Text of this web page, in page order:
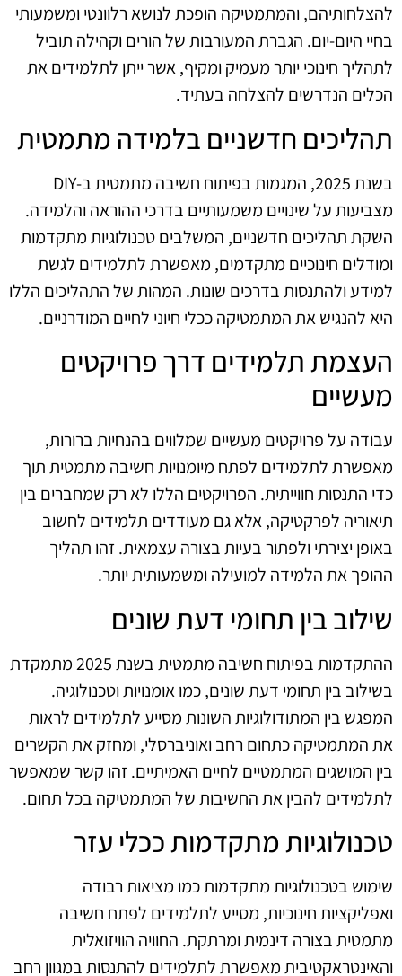
להצלחותיהם, והמתמטיקה הופכת לנושא רלוונטי ומשמעותי
בחיי היום-יום. הגברת המעורבות של הורים וקהילה תוביל
לתהליך חינוכי יותר מעמיק ומקיף, אשר ייתן לתלמידים את
הכלים הנדרשים להצלחה בעתיד.
תהליכים חדשניים בלמידה מתמטית
בשנת 2025, המגמות בפיתוח חשיבה מתמטית ב-DIY
מצביעות על שינויים משמעותיים בדרכי ההוראה והלמידה.
השקת תהליכים חדשניים, המשלבים טכנולוגיות מתקדמות
ומודלים חינוכיים מתקדמים, מאפשרת לתלמידים לגשת
למידע ולהתנסות בדרכים שונות. המהות של התהליכים הללו
היא להנגיש את המתמטיקה ככלי חיוני לחיים המודרניים.
העצמת תלמידים דרך פרויקטים
מעשיים
עבודה על פרויקטים מעשיים שמלווים בהנחיות ברורות,
מאפשרת לתלמידים לפתח מיומנויות חשיבה מתמטית תוך
כדי התנסות חווייתית. הפרויקטים הללו לא רק שמחברים בין
תיאוריה לפרקטיקה, אלא גם מעודדים תלמידים לחשוב
באופן יצירתי ולפתור בעיות בצורה עצמאית. זהו תהליך
ההופך את הלמידה למועילה ומשמעותית יותר.
שילוב בין תחומי דעת שונים
ההתקדמות בפיתוח חשיבה מתמטית בשנת 2025 מתמקדת
בשילוב בין תחומי דעת שונים, כמו אומנויות וטכנולוגיה.
המפגש בין המתודולוגיות השונות מסייע לתלמידים לראות
את המתמטיקה כתחום רחב ואוניברסלי, ומחזק את הקשרים
בין המושגים המתמטיים לחיים האמיתיים. זהו קשר שמאפשר
לתלמידים להבין את החשיבות של המתמטיקה בכל תחום.
טכנולוגיות מתקדמות ככלי עזר
שימוש בטכנולוגיות מתקדמות כמו מציאות רבודה
ואפליקציות חינוכיות, מסייע לתלמידים לפתח חשיבה
מתמטית בצורה דינמית ומרתקת. החוויה הוויזואלית
והאינטראקטיבית מאפשרת לתלמידים להתנסות במגוון רחב